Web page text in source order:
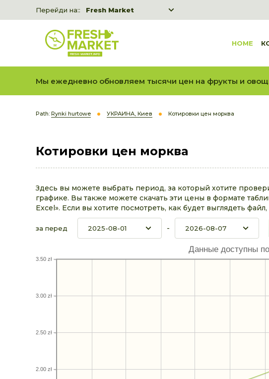
Перейди на::
Fresh Market
Fresh Market event B2B
HOME
Мы ежедневно обновляем тысячи цен на фрукты и
Path: Rynki hurtowe УКРАИНА, Киев Котировки цен морква
Котировки цен морква
Здесь вы можете выбрать период, за который хотите
графике. Вы также можете скачать эти цены в формате
Excel». Если вы хотите посмотреть, как будет выглядеть файл,
за перед -
Данные доступны
2.00 zł
2.50 zł
3.00 zł
3.50 zł